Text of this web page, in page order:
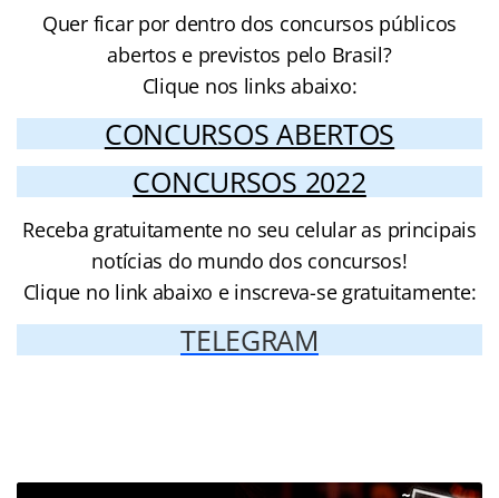
Quer ficar por dentro dos concursos públicos
abertos e previstos pelo Brasil?
Clique nos links abaixo:
CONCURSOS ABERTOS
CONCURSOS 2022
Receba gratuitamente no seu celular as principais
notícias do mundo dos concursos!
Clique no link abaixo e inscreva-se gratuitamente:
TELEGRAM